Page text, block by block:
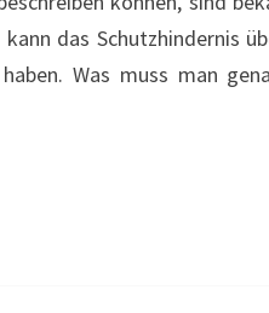
BENUTZUNG
–
BIO-
das Schutzhindernis
Was muss man